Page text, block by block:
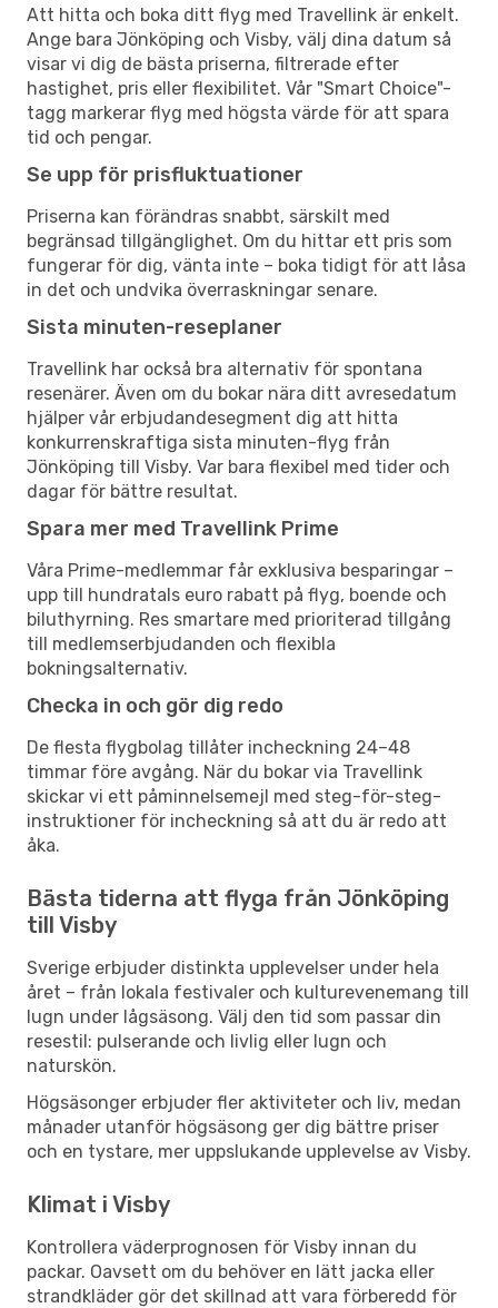
Att hitta och boka ditt flyg med Travellink är enkelt.
Ange bara Jönköping och Visby, välj dina datum så
visar vi dig de bästa priserna, filtrerade efter
hastighet, pris eller flexibilitet. Vår "Smart Choice"-
tagg markerar flyg med högsta värde för att spara
tid och pengar.
Se upp för prisfluktuationer
Priserna kan förändras snabbt, särskilt med
begränsad tillgänglighet. Om du hittar ett pris som
fungerar för dig, vänta inte – boka tidigt för att låsa
in det och undvika överraskningar senare.
Sista minuten-reseplaner
Travellink har också bra alternativ för spontana
resenärer. Även om du bokar nära ditt avresedatum
hjälper vår erbjudandesegment dig att hitta
konkurrenskraftiga sista minuten-flyg från
Jönköping till Visby. Var bara flexibel med tider och
dagar för bättre resultat.
Spara mer med Travellink Prime
Våra Prime-medlemmar får exklusiva besparingar –
upp till hundratals euro rabatt på flyg, boende och
biluthyrning. Res smartare med prioriterad tillgång
till medlemserbjudanden och flexibla
bokningsalternativ.
Checka in och gör dig redo
De flesta flygbolag tillåter incheckning 24–48
timmar före avgång. När du bokar via Travellink
skickar vi ett påminnelsemejl med steg-för-steg-
instruktioner för incheckning så att du är redo att
åka.
Bästa tiderna att flyga från Jönköping
till Visby
Sverige erbjuder distinkta upplevelser under hela
året – från lokala festivaler och kulturevenemang till
lugn under lågsäsong. Välj den tid som passar din
resestil: pulserande och livlig eller lugn och
naturskön.
Högsäsonger erbjuder fler aktiviteter och liv, medan
månader utanför högsäsong ger dig bättre priser
och en tystare, mer uppslukande upplevelse av Visby.
Klimat i Visby
Kontrollera väderprognosen för Visby innan du
packar. Oavsett om du behöver en lätt jacka eller
strandkläder gör det skillnad att vara förberedd för